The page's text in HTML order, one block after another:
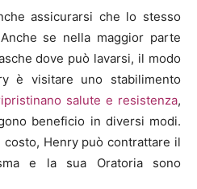
assicurarsi che lo stesso
se nella maggior parte
dove può lavarsi, il modo
è visitare uno stabilimento
salute e resistenza,
beneficio in diversi modi.
Henry può contrattare il
e la sua Oratoria sono